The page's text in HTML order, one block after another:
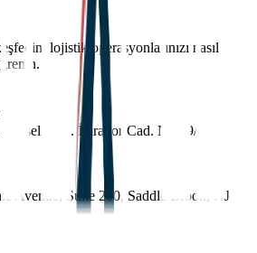
lojistik operasyonlarınızı nasıl
Mah. İmrahor Cad. No:29/A
Avenue, Suite 200, Saddle Brook, NJ